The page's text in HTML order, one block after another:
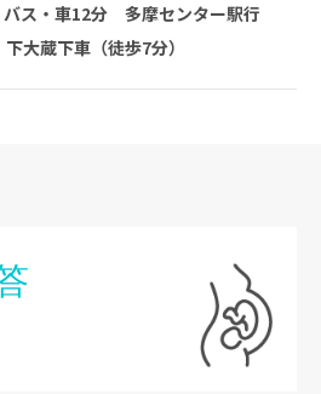
バス・車12分 多摩センター駅行
大蔵下車（徒歩7分）